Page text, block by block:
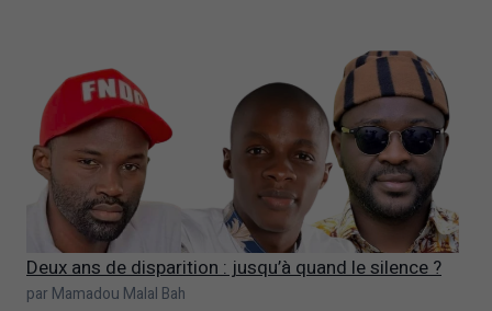
Deux ans de disparition : jusqu’à quand le silence ?
par Mamadou Malal Bah